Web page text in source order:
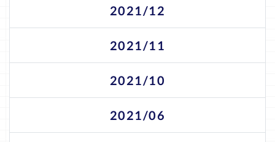
2021/12
2021/11
2021/10
2021/06